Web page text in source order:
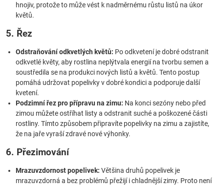
hnojiv, protože to může vést k nadměrnému růstu listů na úkor
květů.
5. Řez
Odstraňování odkvetlých květů: Po odkvetení je dobré odstranit
odkvetlé květy, aby rostlina neplýtvala energií na tvorbu semen a
soustředila se na produkci nových listů a květů. Tento postup
pomáhá udržovat popelivky v dobré kondici a podporuje další
kvetení.
Podzimní řez pro přípravu na zimu: Na konci sezóny nebo před
zimou můžete ostříhat listy a odstranit suché a poškozené části
rostliny. Tímto způsobem připravíte popelivky na zimu a zajistíte,
že na jaře vyraší zdravé nové výhonky.
6. Přezimování
Mrazuvzdornost popelivek: Většina druhů popelivek je
mrazuvzdorná a bez problémů přežijí i chladnější zimy. Proto není